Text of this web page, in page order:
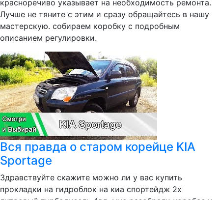
красноречиво указывает на необходимость ремонта.
Лучше не тяните с этим и сразу обращайтесь в нашу
мастерскую. собираем коробку с подробным
описанием регулировки.
Вся правда о старом корейце KIA
Sportage
Здравствуйте скажите можно ли у вас купить
прокладки на гидроблок на киа спортейдж 2х